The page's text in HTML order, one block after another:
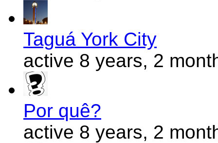
Taguá York City
active 8 years, 2
Por quê?
active 8 years, 2